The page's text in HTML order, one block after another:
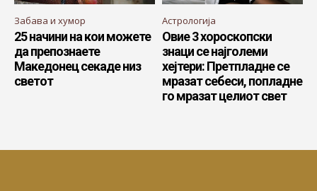
Забава и хумор
25 начини на кои можете
да препознаете
Македонец секаде низ
светот
Астрологија
Овие 3 хороскопски
знаци се најголеми
хејтери: Претпладне се
мразат себеси, попладне
го мразат целиот свет